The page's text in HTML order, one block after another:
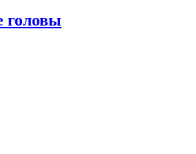
головы